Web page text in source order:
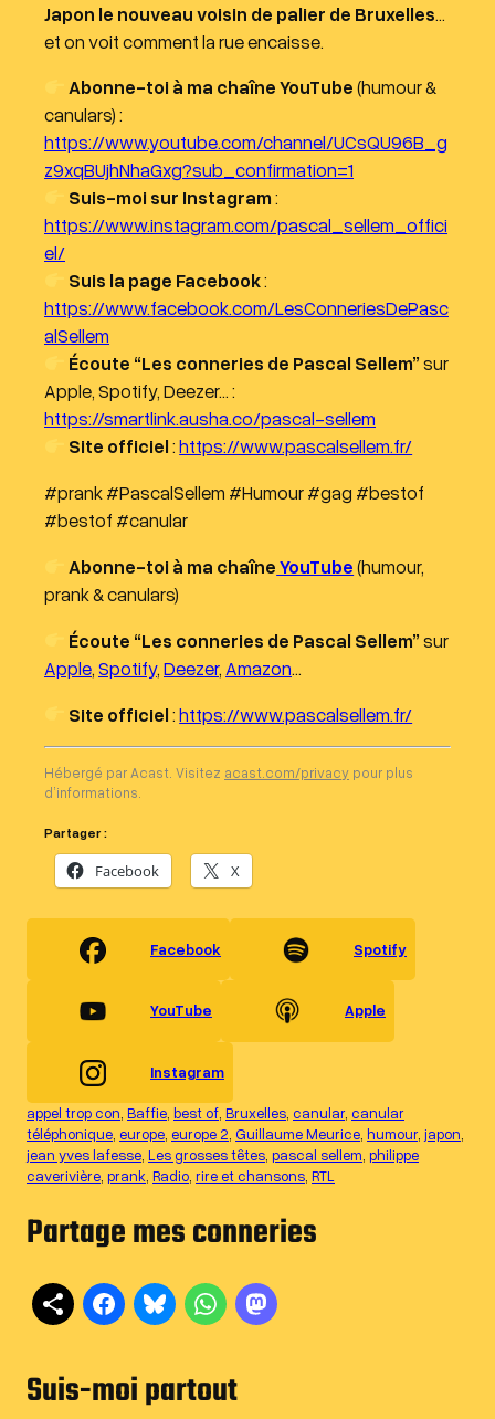
Japon le nouveau voisin de palier de Bruxelles…
et on voit comment la rue encaisse.
Abonne-toi à ma chaîne YouTube(humour &
canulars) :
https://www.youtube.com/channel/UCsQU96B_g
z9xqBUjhNhaGxg?sub_confirmation=1
Suis-moi sur Instagram:
https://www.instagram.com/pascal_sellem_offici
el/
Suis la page Facebook:
https://www.facebook.com/LesConneriesDePasc
alSellem
Écoute “Les conneries de Pascal Sellem”sur
Apple, Spotify, Deezer… :
https://smartlink.ausha.co/pascal-sellem
Site officiel:https://www.pascalsellem.fr/
#prank #PascalSellem #Humour #gag #bestof
#bestof #canular
Abonne-toi à ma chaîneYouTube(humour,
prank & canulars)
Écoute “Les conneries de Pascal Sellem”sur
Apple,Spotify,Deezer, Amazon…
Site officiel:https://www.pascalsellem.fr/
Hébergé par Acast. Visitez acast.com/privacy pour plus
d’informations.
Partager :
Facebook X
Facebook Spotify
YouTube Apple
Instagram
appel trop con, Baffie, best of, Bruxelles, canular, canular
téléphonique, europe, europe 2, Guillaume Meurice, humour, japon
jean yves lafesse, Les grosses têtes, pascal sellem, philippe
caverivière, prank, Radio, rire et chansons, RTL
Partage mes conneries
Suis-moi partout